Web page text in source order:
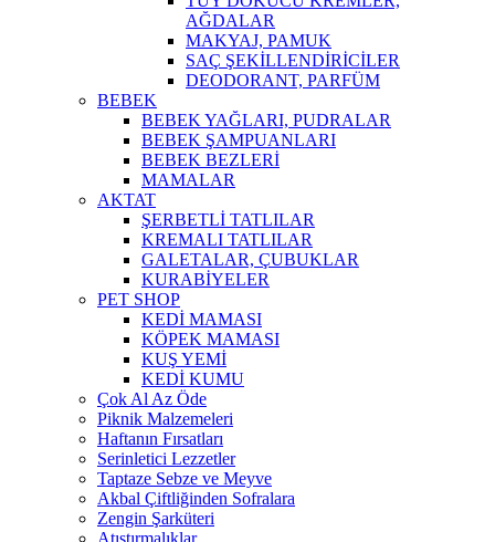
AĞDALAR
MAKYAJ, PAMUK
SAÇ ŞEKİLLENDİRİCİLER
DEODORANT, PARFÜM
BEBEK
BEBEK YAĞLARI, PUDRALAR
BEBEK ŞAMPUANLARI
BEBEK BEZLERİ
MAMALAR
AKTAT
ŞERBETLİ TATLILAR
KREMALI TATLILAR
GALETALAR, ÇUBUKLAR
KURABİYELER
PET SHOP
KEDİ MAMASI
KÖPEK MAMASI
KUŞ YEMİ
KEDİ KUMU
Çok Al Az Öde
Piknik Malzemeleri
Haftanın Fırsatları
Serinletici Lezzetler
Taptaze Sebze ve Meyve
Akbal Çiftliğinden Sofralara
Zengin Şarküteri
Atıştırmalıklar